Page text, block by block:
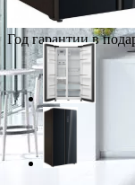
Год гарантии в